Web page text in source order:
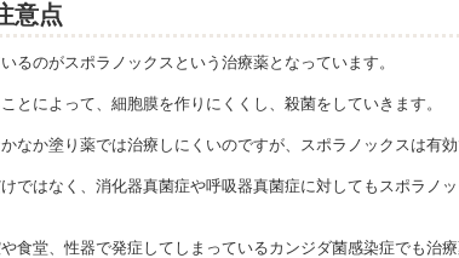
意点
るのがスポラノックスという治療薬となっています。
とによって、細胞膜を作りにくくし、殺菌をしていきます。
なか塗り薬では治療しにくいのですが、スポラノックスは有効
ではなく、消化器真菌症や呼吸器真菌症に対してもスポラノ
食堂、性器で発症してしまっているカンジダ菌感染症でも治